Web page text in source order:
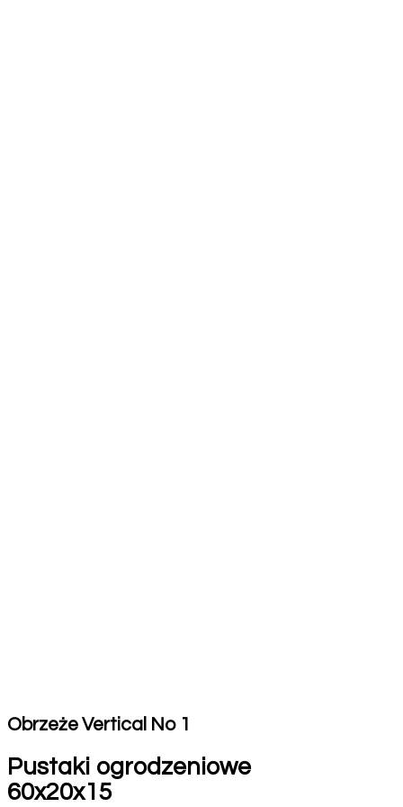
Obrzeże Vertical No 1
Pustaki ogrodzeniowe
60x20x15